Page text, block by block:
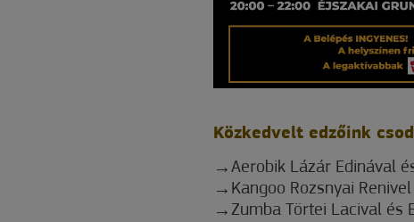
Közkedvelt edzőink
Aerobik Lázár Edinával
Kangoo Rozsnyai Renivel
Zumba Törtei Lacival és